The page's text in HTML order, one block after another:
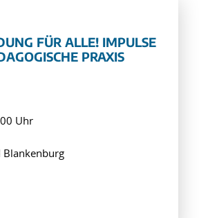
FÜR ALLE! IMPULSE
PRAXIS
Uhr
Blankenburg